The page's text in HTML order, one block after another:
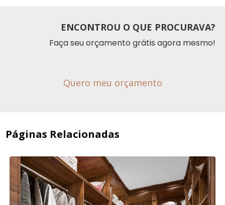
ENCONTROU O QUE PROCURAVA?
Faça seu orçamento grátis agora mesmo!
Quero meu orçamento
Páginas Relacionadas